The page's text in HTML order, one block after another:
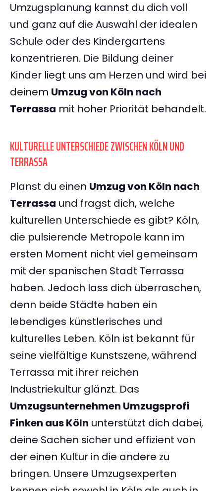
Umzugsplanung kannst du dich voll
und ganz auf die Auswahl der idealen
Schule oder des Kindergartens
konzentrieren. Die Bildung deiner
Kinder liegt uns am Herzen und wird bei
deinem Umzug von Köln nach
Terrassa mit hoher Priorität behandelt.
KULTURELLE UNTERSCHIEDE ZWISCHEN KÖLN UND
TERRASSA
Planst du einen Umzug von Köln nach
Terrassa und fragst dich, welche
kulturellen Unterschiede es gibt? Köln,
die pulsierende Metropole kann im
ersten Moment nicht viel gemeinsam
mit der spanischen Stadt Terrassa
haben. Jedoch lass dich überraschen,
denn beide Städte haben ein
lebendiges künstlerisches und
kulturelles Leben. Köln ist bekannt für
seine vielfältige Kunstszene, während
Terrassa mit ihrer reichen
Industriekultur glänzt. Das
Umzugsunternehmen Umzugsprofi
Finken aus Köln unterstützt dich dabei,
deine Sachen sicher und effizient von
der einen Kultur in die andere zu
bringen. Unsere Umzugsexperten